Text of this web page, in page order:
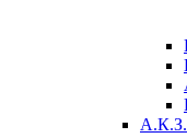
А.К.З.